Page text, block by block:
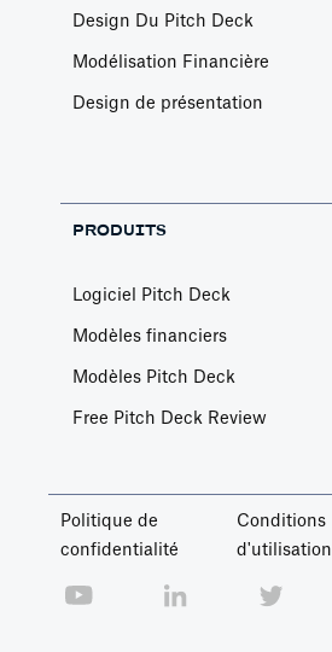
Design Du Pitch Deck
Modélisation Financière
Design de présentation
PRODUITS
Logiciel Pitch Deck
Modèles financiers
Modèles Pitch Deck
Free Pitch Deck Review
Politique de
confidentialité
Conditions
d'utilisation